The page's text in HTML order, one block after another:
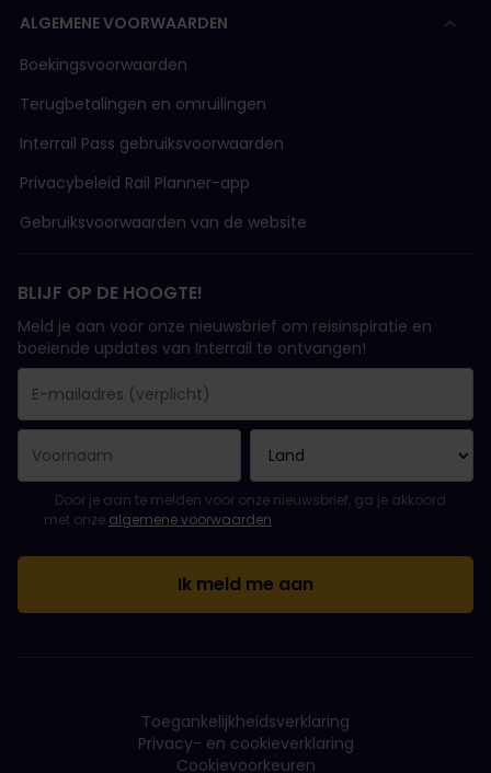
ALGEMENE VOORWAARDEN
Boekingsvoorwaarden
Terugbetalingen en omruilingen
Interrail Pass gebruiksvoorwaarden
Privacybeleid Rail Planner-app
Gebruiksvoorwaarden van de website
BLIJF OP DE HOOGTE!
Meld je aan voor onze nieuwsbrief om reisinspiratie en
boeiende updates van Interrail te ontvangen!
Je inschrijving is gelukt..
E-mailadres is een verplicht veld!
E-mailadres is ongeldig!
Fout bij het abonneren op de nieuwsbrief. Probeer het later
Je hebt je al geabonneerd op deze nieuwsbrief!
Ga akkoord met de algemene voorwaarden om je in te
Door je aan te melden voor onze nieuwsbrief, ga je akkoord
met onze algemene voorwaarden.
Toegankelijkheidsverklaring
Privacy- en cookieverklaring
Cookievoorkeuren